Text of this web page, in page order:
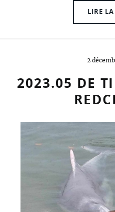
LIRE
2
2023.05 DE